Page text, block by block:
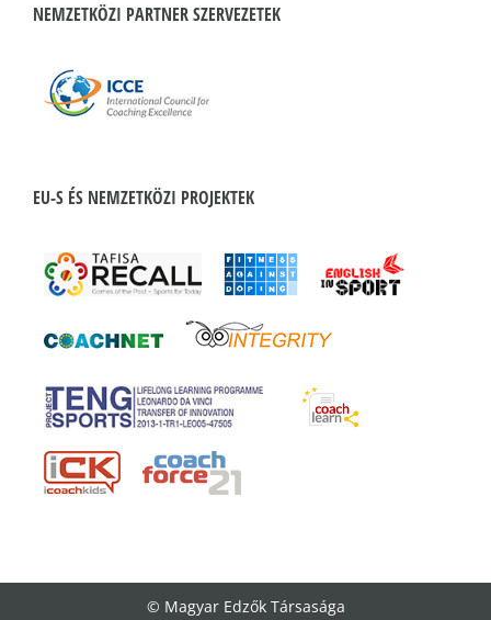
NEMZETKÖZI PARTNER SZERVEZETEK
EU-S ÉS NEMZETKÖZI PROJEKTEK
© Magyar Edzők Társasága